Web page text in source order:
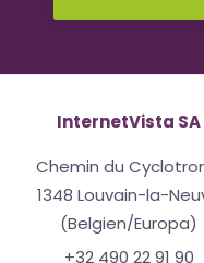
InternetVista SA
Chemin du
1348 Louvain-la-
(Belgien/Europa)
+32 490 22 91 90